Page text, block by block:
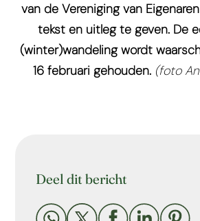
van de Vereniging van
tekst en uitleg te geven. De
(winter)wandeling wordt
16 februari gehouden. (foto
Deel dit bericht
    